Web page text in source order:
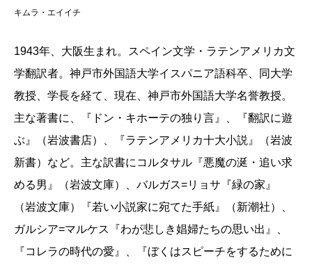
います。
ユーモラスだけれど凄みのある比喩をとおし
て、「文学」をやるのはカニバリズムのように恐
ろしいことだと言われ、小説の技法については、
たとき、肝心の「若い小説家」たちは、どう反応
するのでしょうか。勇気百倍、パソコンにむかう
のか、早々と「読書家」に徹する決意をしてしま
うのか。なにしろリョサは、出来上がった作品の
文体を「模倣」することを、きつく戒めているの
ですから、ハウツー物のように「助言」を役立て
られてきたいくつものストーリーが互いに響き合
説の面白さ、醍醐味を味わうことだろう。
ついで、六九年に発表した政治小説『ラ・カテ
ドラルでの会話』では権謀術数渦巻くオドリーア
独裁制下の腐敗したペルー社会を余すところなく
描き出している。また、一九八一年に発表した小
説『
世界終末戦争』では、十九世紀末にブラジル
の奥地で起こった宗教的狂信者による《カヌード
る無数の物語がいくつかの支流に集まり、やがて
それが、とうとうと流れるひとつの大河となっ
キムラ・エイイチ
1943年、大阪生まれ。スペイン文学・ラテンアメリカ文
学翻訳者。神戸市外国語大学イスパニア語科卒、同大学
教授、学長を経て、現在、神戸市外国語大学名誉教授。
主な著書に、『ドン・キホーテの独り言』、『翻訳に遊
ぶ』（岩波書店）、『ラテンアメリカ十大小説』（岩波
新書）など。主な訳書にコルタサル『悪魔の涎・追い求
める男』（岩波文庫）、バルガス=リョサ『緑の家』
（岩波文庫）『若い小説家に宛てた手紙』（新潮社）、
ガルシア=マルケス『わが悲しき娼婦たちの思い出』、
『コレラの時代の愛』、『ぼくはスピーチをするために